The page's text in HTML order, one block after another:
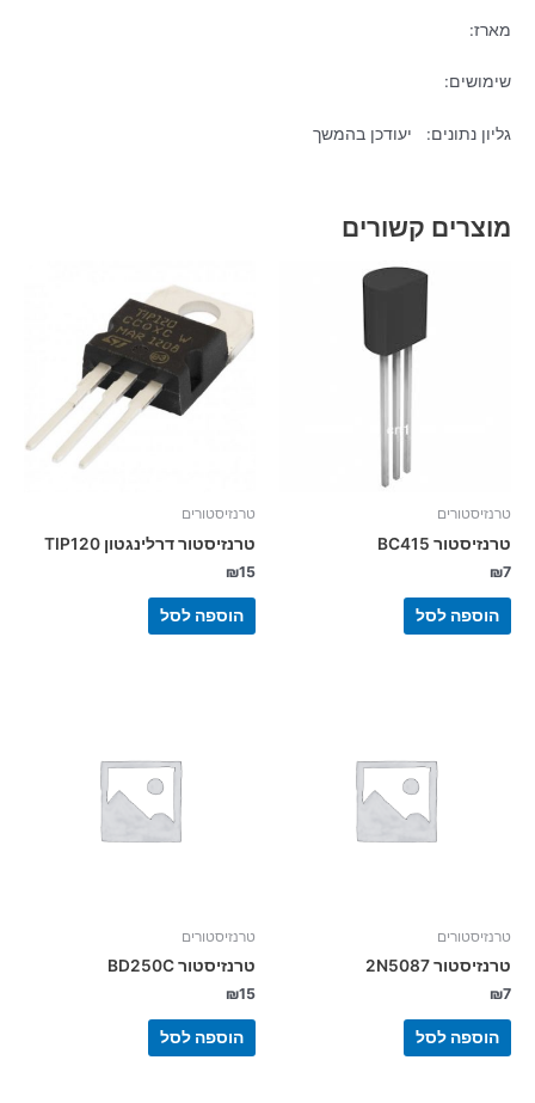
מארז:
שימושים:
גליון נתונים: יעודכן בהמשך
מוצרים קשורים
טרנזיסטורים
טרנזיסטור BC415
₪7
הוספה לסל
טרנזיסטורים
טרנזיסטור דרלינגטון TIP120
₪15
הוספה לסל
טרנזיסטורים
טרנזיסטור 2N5087
₪7
הוספה לסל
טרנזיסטורים
טרנזיסטור BD250C
₪15
הוספה לסל